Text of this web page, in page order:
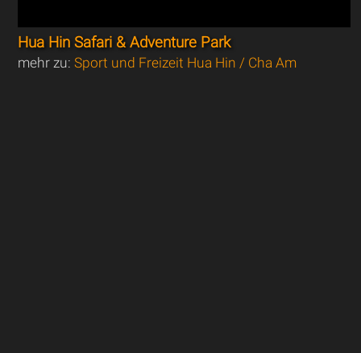
Hua Hin Safari & Adventure Park
mehr zu:Sport und Freizeit Hua Hin / Cha Am